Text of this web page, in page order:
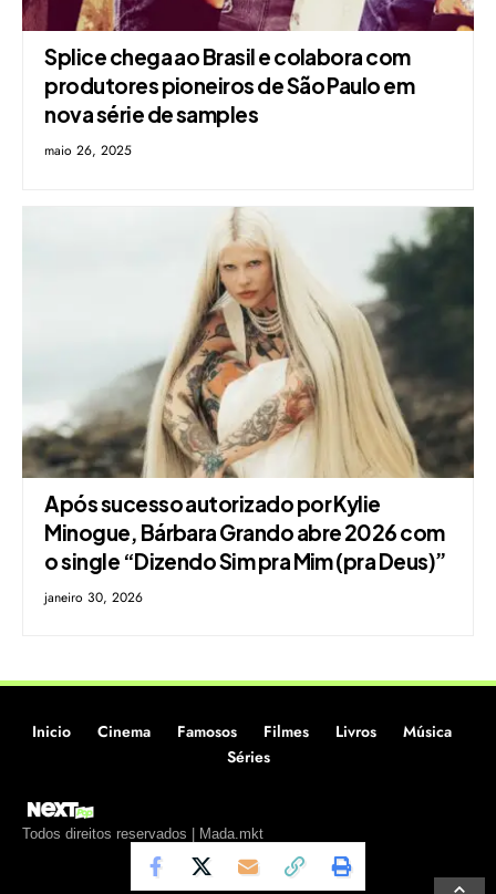
Splice chega ao Brasil e colabora com
produtores pioneiros de São Paulo em
nova série de samples
maio 26, 2025
Após sucesso autorizado por Kylie
Minogue, Bárbara Grando abre 2026 com
o single “Dizendo Sim pra Mim (pra Deus)”
janeiro 30, 2026
Inicio Cinema Famosos Filmes Livros
Música
Séries
Todos direitos reservados | Mada.mkt